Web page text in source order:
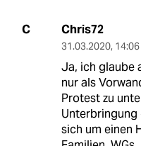
C Chris72
31.03.2020,
Ja, ich glaube
nur als
Protest zu
sich um einen